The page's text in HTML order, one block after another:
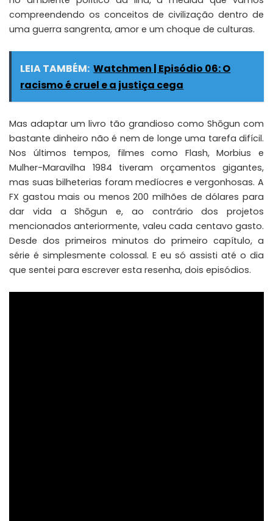
compreendendo os conceitos de civilização dentro de
uma guerra sangrenta, amor e um choque de culturas.
LEIA TAMBÉM: Watchmen | Episódio 06: O
racismo é cruel e a justiça cega
Mas adaptar um livro tão grandioso como Shōgun com
bastante dinheiro não é nem de longe uma tarefa difícil.
Nos últimos tempos, filmes como Flash, Morbius e
Mulher-Maravilha 1984 tiveram orçamentos gigantes,
mas suas bilheterias foram medíocres e vergonhosas. A
FX gastou mais ou menos 200 milhões de dólares para
dar vida a Shōgun e, ao contrário dos projetos
mencionados anteriormente, valeu cada centavo gasto.
Desde dos primeiros minutos do primeiro capítulo, a
série é simplesmente colossal. E eu só assisti até o dia
que sentei para escrever esta resenha, dois episódios.